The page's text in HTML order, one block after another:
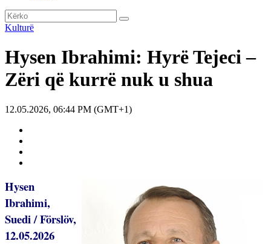
Kulturë
Hysen Ibrahimi: Hyrë Tejeci –
Zëri që kurrë nuk u shua
12.05.2026, 06:44 PM (GMT+1)
Hysen
Ibrahimi,
Suedi / Förslöv,
12.05.2026